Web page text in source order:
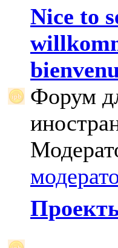
Nice to
Форум